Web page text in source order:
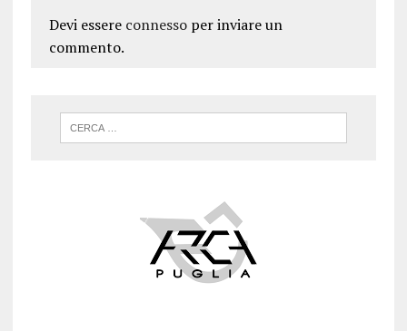
Devi essere connessoper inviare un
commento.